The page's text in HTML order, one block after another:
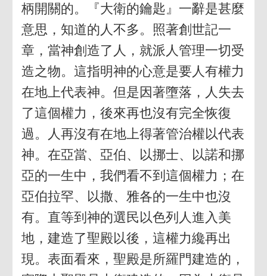
柄開關的。『大衛的鑰匙』一辭是甚麼
意思，知道的人不多。照著創世記一
章，當神創造了人，就派人管理一切受
造之物。這指明神的心意是要人有權力
在地上代表神。但是因著墮落，人失去
了這個權力，後來再也沒有完全恢復
過。人再沒有在地上得著管治權以代表
神。在亞當、亞伯、以挪士、以諾和挪
亞的一生中，我們看不到這個權力；在
亞伯拉罕、以撒、雅各的一生中也沒
有。直等到神的選民以色列人進入美
地，建造了聖殿以後，這權力纔再出
現。表面看來，聖殿是所羅門建造的，